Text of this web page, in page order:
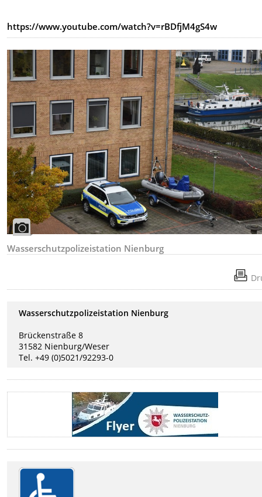
https://www.youtube.com/watch?v=rBDfjM4gS4w
Wasserschutzpolizeistation Nienburg
Wasserschutzpolizeistation Nienburg
Brückenstraße 8
31582 Nienburg/Weser
Tel. +49 (0)5021/92293-0